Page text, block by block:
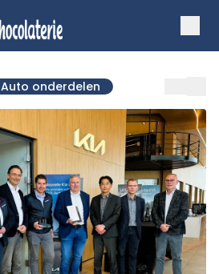
Auto onderdelen